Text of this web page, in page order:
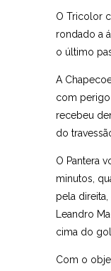
O Tricolor
rondado a
o último
A
com
recebeu
do
O Pantera
minutos,
pela
Leandro
cima do
Com o